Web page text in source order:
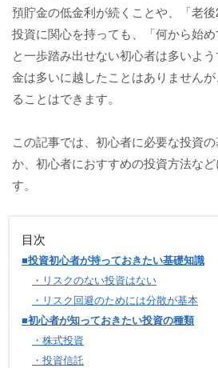
預貯金の低金利が続くことや、「老
投資に関心を持っても、「何から始め
と一歩踏み出せない初心者は多いよ
金は多いに越したことはありません
ることはできます。
この記事では、初心者に必要な投資
か、初心者におすすめの投資方法な
す。
目次
■投資初心者が持っておきたい基礎知識
・リスクのない投資はない
・リスク回避のためには分散が基本
■初心者が知っておきたい投資の種類
・株式投資
・投資信託